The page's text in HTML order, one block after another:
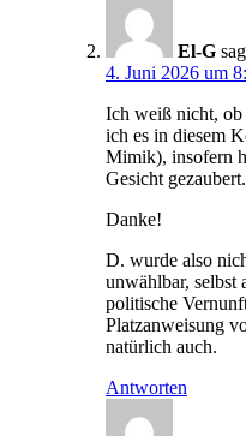
El-G
4. Juni 2026 um
Ich weiß nicht, ob
ich es in diesem
Mimik), insofern
Gesicht gezaubert.
Danke!
D. wurde also
unwählbar, selbst
politische
Platzanweisung
natürlich auch.
Antworten